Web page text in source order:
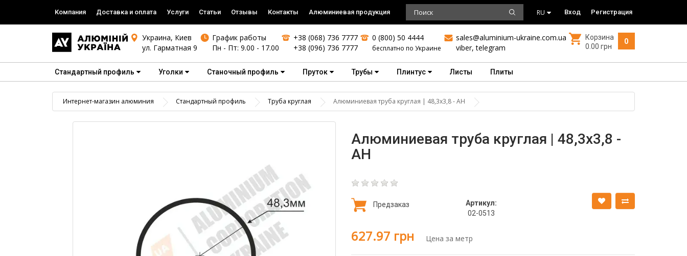
Компания Доставка и оплата Услуги Статьи Отзывы Контакты Алюминиевая продукция RU Вход Регистрация
Украина, Киев
ул. Гарматная 9
График работы
Пн - Пт: 9.00 - 17.00
+38 (068) 736 7777
+38 (096) 736 7777
0 (800) 50 4444
бесплатно по Украине
sales@aluminium-ukraine.com.ua
viber,telegram
0
Корзина
0.00 грн
Стандартный профиль Уголки Станочный профиль Пруток Трубы Плинтус Листы Плиты
Интернет-магазин алюминия Стандартный профиль Труба круглая Алюминиевая труба круглая | 48,3х3,8 - АН
Алюминиевая труба круглая | 48,3х3,8 -
АН
Предзаказ
Артикул:
02-0513
627.97 грн Цена за метр